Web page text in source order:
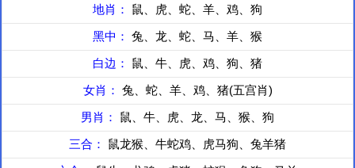
地肖： 鼠、虎、蛇、羊、鸡、狗
黑中： 兔、龙、蛇、马、羊、猴
白边： 鼠、牛、虎、鸡、狗、猪
女肖： 兔、蛇、羊、鸡、猪(五宫肖)
男肖： 鼠、牛、虎、龙、马、猴、狗
三合： 鼠龙猴、牛蛇鸡、虎马狗、兔羊猪